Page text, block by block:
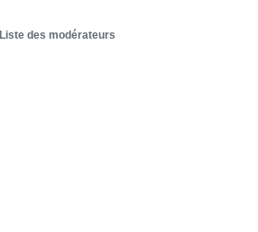
Liste des modérateurs